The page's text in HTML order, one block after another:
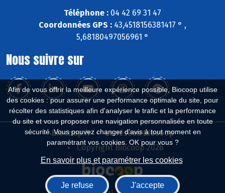
Afin de vous offrir la meilleure expérience possible, Biocoop utilise
des cookies : pour assurer une performance optimale du site, pour
récolter des statistiques afin d'analyser le trafic et la performance
du site et vous proposer une navigation personnalisée en toute
sécurité. Vous pouvez changer d'avis à tout moment en
paramétrant vos cookies. OK pour vous ?
En savoir plus et paramétrer les cookies
Je refuse J'accepte
Téléphone : 04 42 69 31 47
Coordonnées GPS : 43,4518156381417 ° ,
5,68180497056961 °
Nous suivre sur
Biocoop.fr
Le réseau Biocoop
Copyright Biocoop 2026